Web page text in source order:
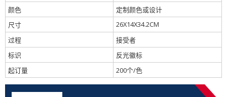
颜色
定制颜色或设计
尺寸
26X14X34.2CM
过程
接受者
标识
反光徽标
起订量
200个/色